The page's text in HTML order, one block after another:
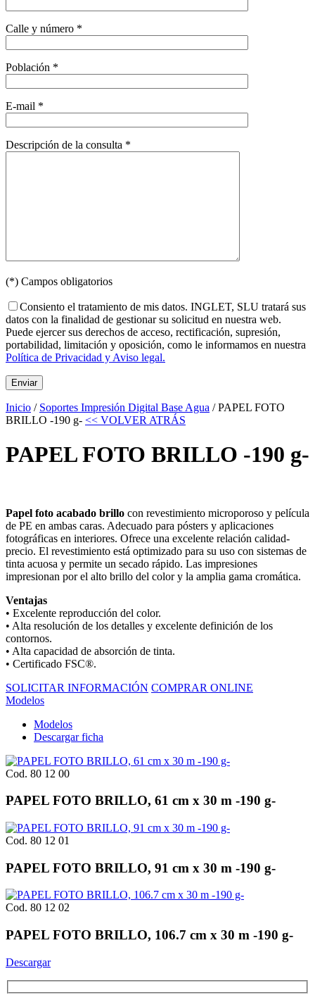
Calle y número *
Población *
E-mail *
Descripción de la consulta *
(*) Campos obligatorios
Consiento el tratamiento de mis datos. INGLET, SLU tratará sus
datos con la finalidad de gestionar su solicitud en nuestra web.
Puede ejercer sus derechos de acceso, rectificación, supresión,
portabilidad, limitación y oposición, como le informamos en nuestra
Política de Privacidad y Aviso legal.
Inicio / Soportes Impresión Digital Base Agua / PAPEL FOTO
BRILLO -190 g- << VOLVER ATRÁS
PAPEL FOTO BRILLO -190 g-
Papel foto acabado brillo con revestimiento microporoso y película
de PE en ambas caras. Adecuado para pósters y aplicaciones
fotográficas en interiores. Ofrece una excelente relación calidad-
precio. El revestimiento está optimizado para su uso con sistemas de
tinta acuosa y permite un secado rápido. Las impresiones
impresionan por el alto brillo del color y la amplia gama cromática.
Ventajas
• Excelente reproducción del color.
• Alta resolución de los detalles y excelente definición de los
contornos.
• Alta capacidad de absorción de tinta.
• Certificado FSC®.
SOLICITAR INFORMACIÓN COMPRAR ONLINE
Modelos
Modelos
Descargar ficha
Cod. 80 12 00
PAPEL FOTO BRILLO, 61 cm x 30 m -190 g-
Cod. 80 12 01
PAPEL FOTO BRILLO, 91 cm x 30 m -190 g-
Cod. 80 12 02
PAPEL FOTO BRILLO, 106.7 cm x 30 m -190 g-
Descargar